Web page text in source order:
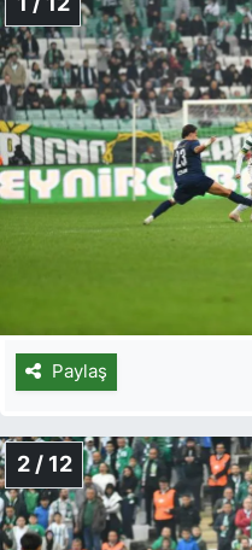
Paylaş
2 / 12